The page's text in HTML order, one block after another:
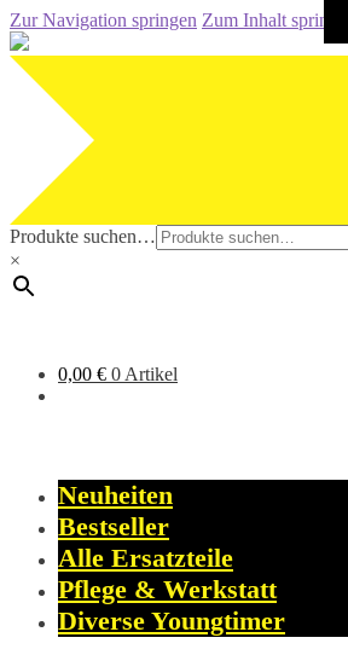
Zur Navigation springen Zum Inhalt springen
Produkte suchen…
×
0,00 € 0 Artikel
Neuheiten
Bestseller
Alle Ersatzteile
Pflege & Werkstatt
Diverse Youngtimer